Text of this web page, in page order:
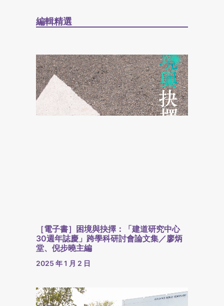
編輯精選
［電子書］困境與抉擇：「建道研究中心
30週年誌慶」跨學科研討會論文集／廖炳
堂、倪步曉主編
2025 年 1 月 2 日